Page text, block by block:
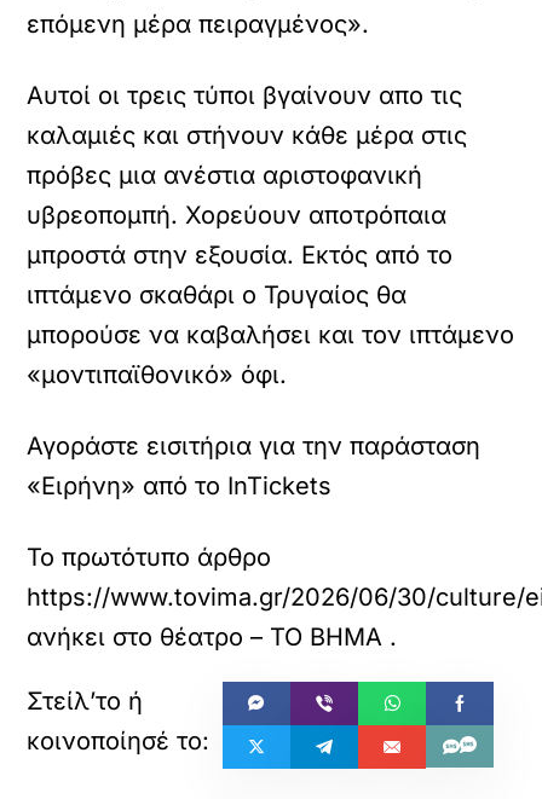
επόμενη μέρα πειραγμένος».
Αυτοί οι τρεις τύποι βγαίνουν απο τις
καλαμιές και στήνουν κάθε μέρα στις
πρόβες μια ανέστια αριστοφανική
υβρεοπομπή. Χορεύουν αποτρόπαια
μπροστά στην εξουσία. Εκτός από το
ιπτάμενο σκαθάρι ο Τρυγαίος θα
μπορούσε να καβαλήσει και τον ιπτάμενο
«μοντιπαϊθονικό» όφι.
Αγοράστε εισιτήρια για την παράσταση
«Ειρήνη» από το InTickets
Το πρωτότυπο άρθρο
https://www.tovima.gr/2026/06/30/culture/
ανήκει στο θέατρο – ΤΟ ΒΗΜΑ .